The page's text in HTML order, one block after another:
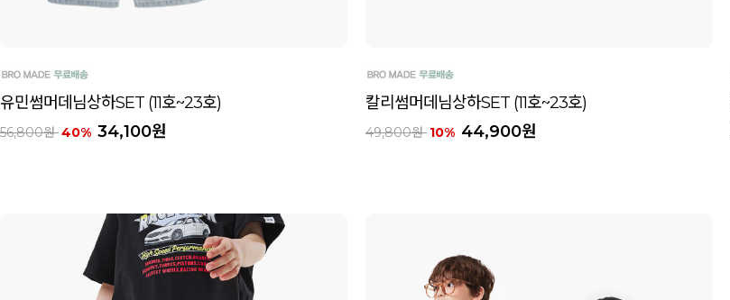
유민썸머데님상하SET (11호~23호)
56,800원40% 34,100원
칼리썸머데님상하SET (11호~23호)
49,800원 10% 44,900원